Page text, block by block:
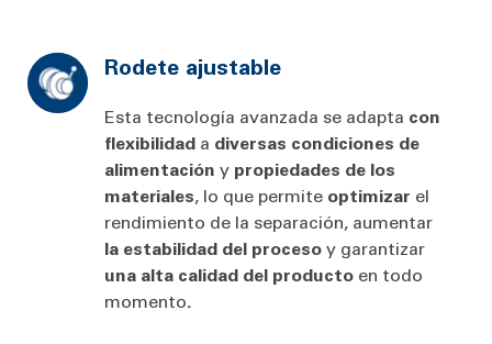
Rodete ajustable
Esta tecnología avanzada se adapta con
flexibilidad a diversas condiciones de
alimentación y propiedades de los
materiales, lo que permite optimizar el
rendimiento de la separación, aumentar
la estabilidad del procesoy garantizar
una alta calidad del producto en todo
momento.